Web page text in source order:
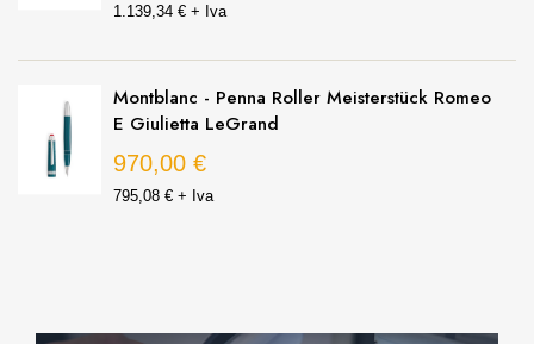
655,74 € + Iva
Montegrappa - Penna Roller 007 Special Issue
Silver Edition
750,00 €
614,75 € + Iva